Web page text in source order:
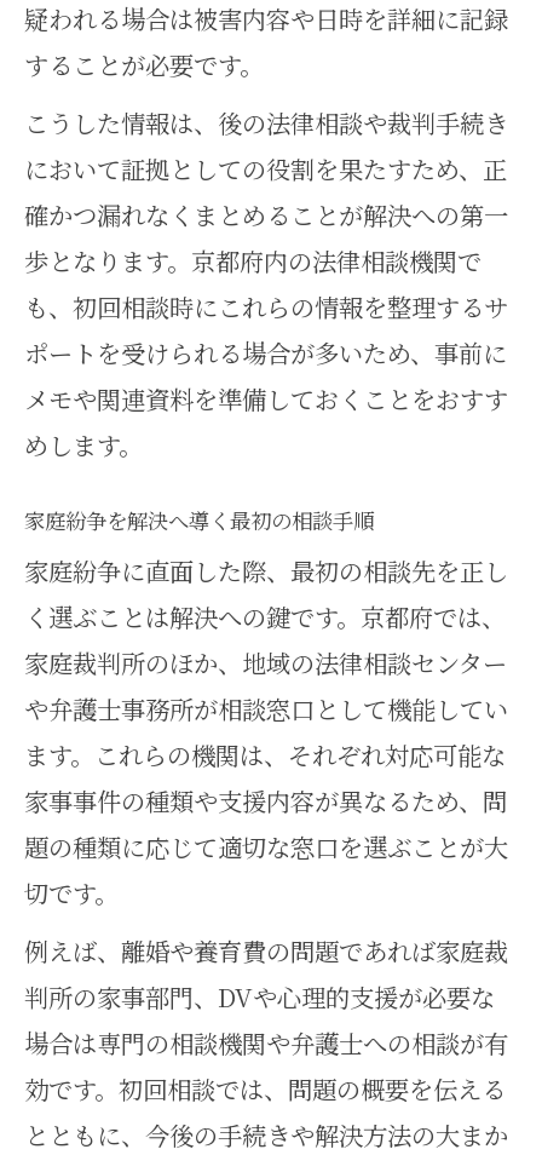
疑われる場合は被害内容や日時を詳細に記録
することが必要です。
こうした情報は、後の法律相談や裁判手続き
において証拠としての役割を果たすため、正
確かつ漏れなくまとめることが解決への第一
歩となります。京都府内の法律相談機関で
も、初回相談時にこれらの情報を整理するサ
ポートを受けられる場合が多いため、事前に
メモや関連資料を準備しておくことをおすす
めします。
家庭紛争を解決へ導く最初の相談手順
家庭紛争に直面した際、最初の相談先を正し
く選ぶことは解決への鍵です。京都府では、
家庭裁判所のほか、地域の法律相談センター
や弁護士事務所が相談窓口として機能してい
ます。これらの機関は、それぞれ対応可能な
家事事件の種類や支援内容が異なるため、問
題の種類に応じて適切な窓口を選ぶことが大
切です。
例えば、離婚や養育費の問題であれば家庭裁
判所の家事部門、DVや心理的支援が必要な
場合は専門の相談機関や弁護士への相談が有
効です。初回相談では、問題の概要を伝える
とともに、今後の手続きや解決方法の大まか